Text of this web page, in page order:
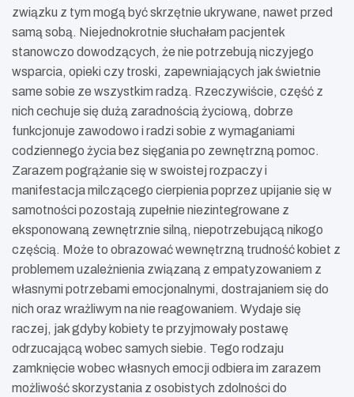
związku z tym mogą być skrzętnie ukrywane, nawet przed
samą sobą. Niejednokrotnie słuchałam pacjentek
stanowczo dowodzących, że nie potrzebują niczyjego
wsparcia, opieki czy troski, zapewniających jak świetnie
same sobie ze wszystkim radzą. Rzeczywiście, część z
nich cechuje się dużą zaradnością życiową, dobrze
funkcjonuje zawodowo i radzi sobie z wymaganiami
codziennego życia bez sięgania po zewnętrzną pomoc.
Zarazem pogrążanie się w swoistej rozpaczy i
manifestacja milczącego cierpienia poprzez upijanie się w
samotności pozostają zupełnie niezintegrowane z
eksponowaną zewnętrznie silną, niepotrzebującą nikogo
częścią. Może to obrazować wewnętrzną trudność kobiet z
problemem uzależnienia związaną z empatyzowaniem z
własnymi potrzebami emocjonalnymi, dostrajaniem się do
nich oraz wrażliwym na nie reagowaniem. Wydaje się
raczej, jak gdyby kobiety te przyjmowały postawę
odrzucającą wobec samych siebie. Tego rodzaju
zamknięcie wobec własnych emocji odbiera im zarazem
możliwość skorzystania z osobistych zdolności do